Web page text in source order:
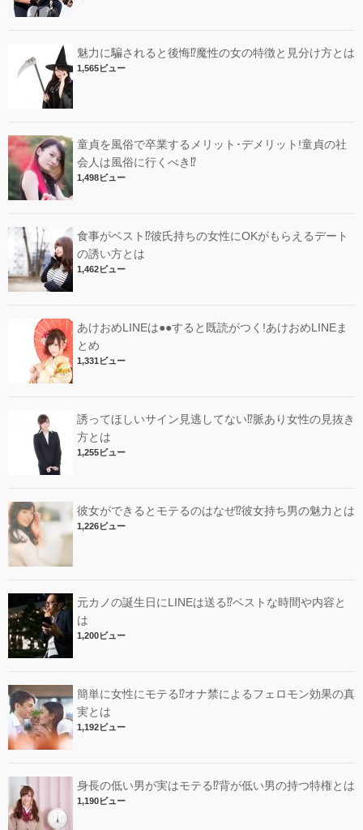
魅力に騙されると後悔⁉︎魔性の女の特徴と見分け方とは
1,565ビュー
童貞を風俗で卒業するメリット･デメリット!︎童貞の社
会人は風俗に行くべき⁉︎
1,498ビュー
食事がベスト⁉︎彼氏持ちの女性にOKがもらえるデート
の誘い方とは
1,462ビュー
あけおめLINEは●●すると既読がつく!あけおめLINEま
とめ
1,331ビュー
誘ってほしいサイン見逃してない⁉︎脈あり女性の見抜き
方とは
1,255ビュー
彼女ができるとモテるのはなぜ⁉︎彼女持ち男の魅力とは
1,226ビュー
元カノの誕生日にLINEは送る⁉︎ベストな時間や内容と
は
1,200ビュー
簡単に女性にモテる⁉︎オナ禁によるフェロモン効果の真
実とは
1,192ビュー
身長の低い男が実はモテる⁉︎背が低い男の持つ特権とは
1,190ビュー